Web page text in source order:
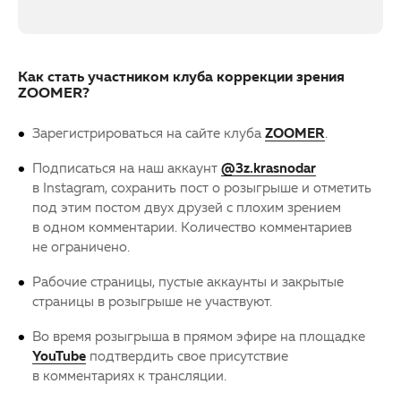
Как стать участником клуба коррекции зрения
ZOOMER?
Зарегистрироваться на сайте клуба ZOOMER.
Подписаться на наш аккаунт @3z.krasnodar
в Instagram, сохранить пост о розыгрыше и отметить
под этим постом двух друзей с плохим зрением
в одном комментарии. Количество комментариев
не ограничено.
Рабочие страницы, пустые аккаунты и закрытые
страницы в розыгрыше не участвуют.
Во время розыгрыша в прямом эфире на площадке
YouTube подтвердить свое присутствие
в комментариях к трансляции.